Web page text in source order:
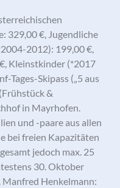
329,00 €, Jugendliche
2012): 199,00 €,
Kleinstkinder (*2017
Tages-Skipass („5 aus
&
in Mayrhofen.
und -paare aus allen
bei freien Kapazitäten
jedoch max. 25
30. Oktober
Manfred Henkelmann: